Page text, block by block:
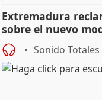
Extremadura
sobre el nuevo
Sonido Totales